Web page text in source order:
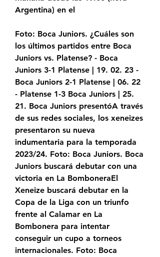
Argentina) en el
Foto: Boca Juniors. ¿Cuáles son
los últimos partidos entre Boca
Juniors vs. Platense? - Boca
Juniors 3-1 Platense | 19. 02. 23 -
Boca Juniors 2-1 Platense | 06. 22
- Platense 1-3 Boca Juniors | 25.
21. Boca Juniors presentóA través
de sus redes sociales, los xeneizes
presentaron su nueva
indumentaria para la temporada
2023/24. Foto: Boca Juniors. Boca
Juniors buscará debutar con una
victoria en La BomboneraEl
Xeneize buscará debutar en la
Copa de la Liga con un triunfo
frente al Calamar en La
Bombonera para intentar
conseguir un cupo a torneos
internacionales. Foto: Boca